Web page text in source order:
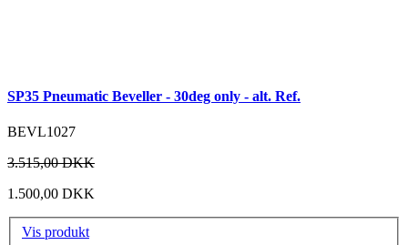
SP35 Pneumatic Beveller - 30deg only - alt. Ref.
BEVL1027
3.515,00 DKK
1.500,00 DKK
Vis produkt